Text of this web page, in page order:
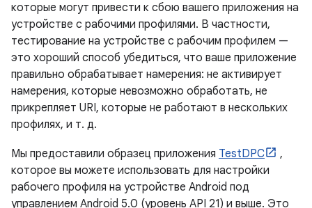
которые могут привести к сбою вашего приложения на
устройстве с рабочими профилями. В частности,
тестирование на устройстве с рабочим профилем —
это хороший способ убедиться, что ваше приложение
правильно обрабатывает намерения: не активирует
намерения, которые невозможно обработать, не
прикрепляет URI, которые не работают в нескольких
профилях, и т. д.
Мы предоставили образец приложения TestDPC
,
которое вы можете использовать для настройки
рабочего профиля на устройстве Android под
управлением Android 5.0 (уровень API 21) и выше. Это